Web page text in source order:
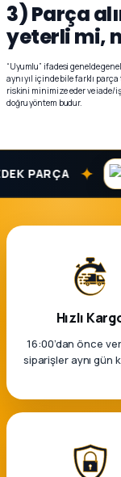
3) Parça
yeterli mi,
“Uyumlu” ifadesi genelde
aynı yıl içinde bile farklı
riskini minimize eder ve iade/
doğru yöntem budur.
✦
Hızlı
16:00’dan önce
siparişler aynı gün